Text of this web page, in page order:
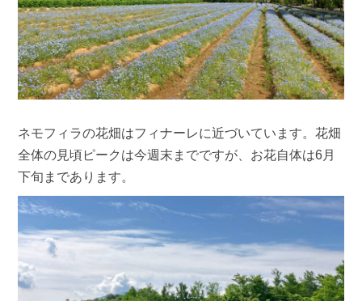
ネモフィラの花畑はフィナーレに近づいています。花畑
全体の見頃ピークは今週末までですが、お花自体は6月
下旬まであります。